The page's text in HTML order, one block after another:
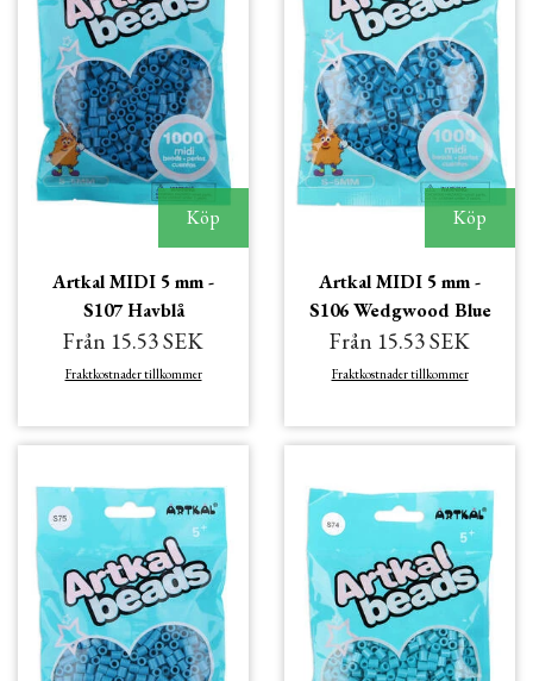
Köp
Artkal MIDI 5 mm -
S107 Havblå
Från 15.53 SEK
Fraktkostnader tillkommer
Köp
Artkal MIDI 5 mm -
S106 Wedgwood Blue
Från 15.53 SEK
Fraktkostnader tillkommer